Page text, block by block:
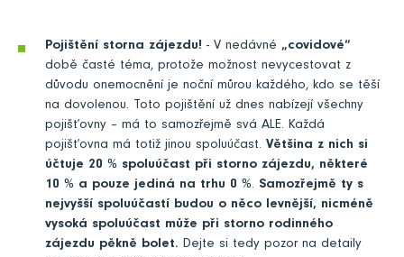
Pojištění storna zájezdu! - V nedávné „covidové“
době časté téma, protože možnost nevycestovat z
důvodu onemocnění je noční můrou každého, kdo se těší
na dovolenou. Toto pojištění už dnes nabízejí všechny
pojišťovny – má to samozřejmě svá ALE. Každá
pojišťovna má totiž jinou spoluúčast. Většina z nich si
účtuje 20 % spoluúčast při storno zájezdu, některé
10 % a pouze jediná na trhu 0 %. Samozřejmě ty s
nejvyšší spoluúčastí budou o něco levnější, nicméně
vysoká spoluúčast může při storno rodinného
zájezdu pěkně bolet. Dejte si tedy pozor na detaily